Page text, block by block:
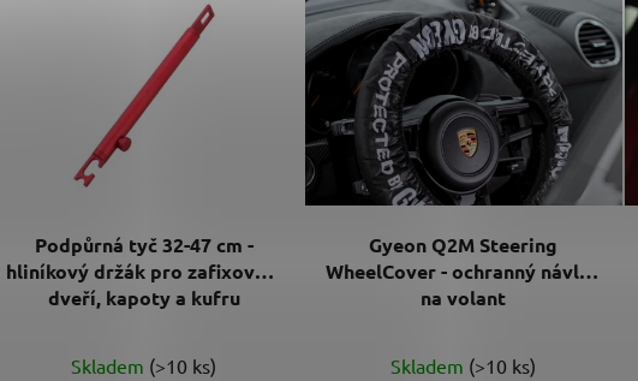
Podpůrná tyč 32-47 cm -
hliníkový držák pro zafixování
dveří, kapoty a kufru
Skladem (>10 ks)
Gyeon Q2M Steering
WheelCover - ochranný návlek
na volant
Skladem (>10 ks)